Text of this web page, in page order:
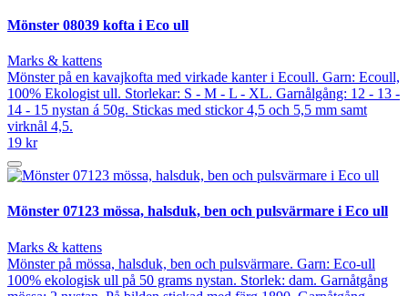
Mönster 08039 kofta i Eco ull
Marks & kattens
Mönster på en kavajkofta med virkade kanter i Ecoull. Garn: Ecoull,
100% Ekologist ull. Storlekar: S - M - L - XL. Garnålgång: 12 - 13 -
14 - 15 nystan á 50g. Stickas med stickor 4,5 och 5,5 mm samt
virknål 4,5.
19 kr
Mönster 07123 mössa, halsduk, ben och pulsvärmare i Eco ull
Marks & kattens
Mönster på mössa, halsduk, ben och pulsvärmare. Garn: Eco-ull
100% ekologisk ull på 50 grams nystan. Storlek: dam. Garnåtgång